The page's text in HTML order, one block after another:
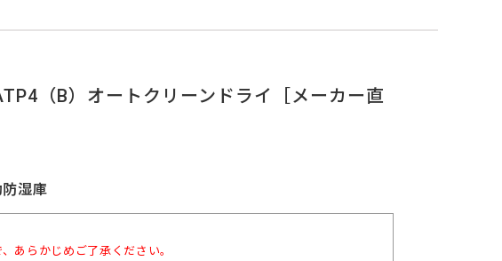
（B）オートクリーンドライ［メーカー直
湿庫
あらかじめご了承ください。